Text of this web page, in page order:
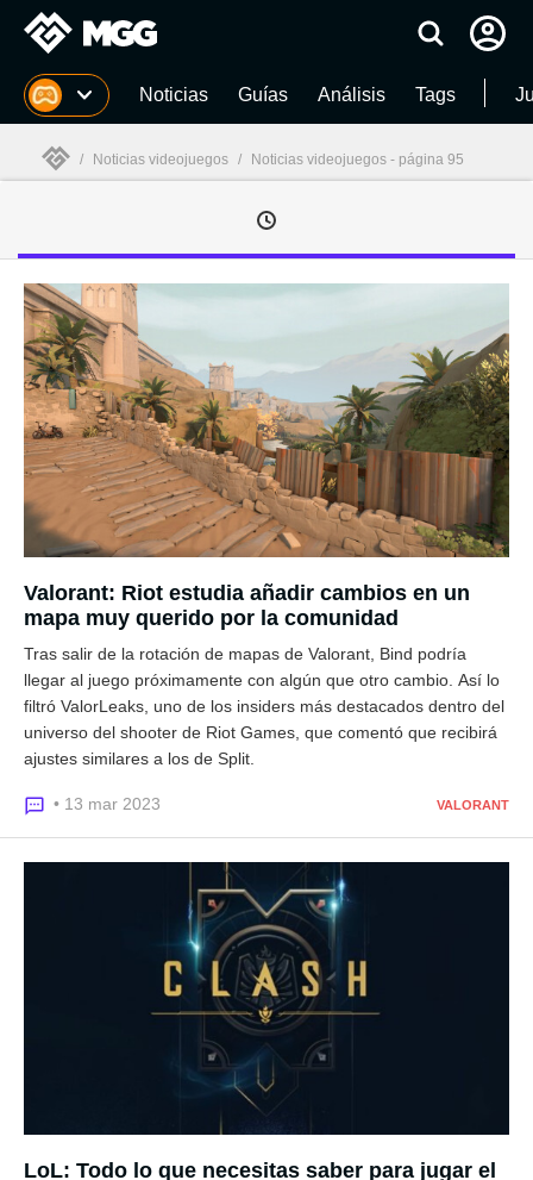
MGG Noticias Guías Análisis Tags
/ Noticias videojuegos / Noticias videojuegos - página 95
Valorant: Riot estudia añadir cambios en un
mapa muy querido por la comunidad
Tras salir de la rotación de mapas de Valorant, Bind podría
llegar al juego próximamente con algún que otro cambio. Así lo
filtró ValorLeaks, uno de los insiders más destacados dentro del
universo del shooter de Riot Games, que comentó que recibirá
ajustes similares a los de Split.
• 13 mar 2023 VALORANT
LoL: Todo lo que necesitas saber para jugar el